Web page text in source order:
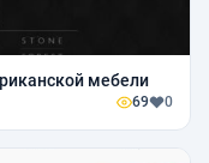
мебели
69 0